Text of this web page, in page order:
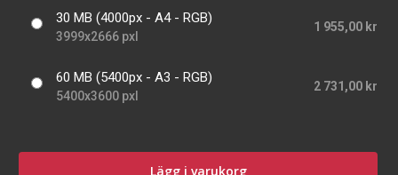
30 MB (4000px - A4 - RGB)
3999x2666 pxl
1 955,00 kr
60 MB (5400px - A3 - RGB)
5400x3600 pxl
2 731,00 kr
Lägg i varukorg